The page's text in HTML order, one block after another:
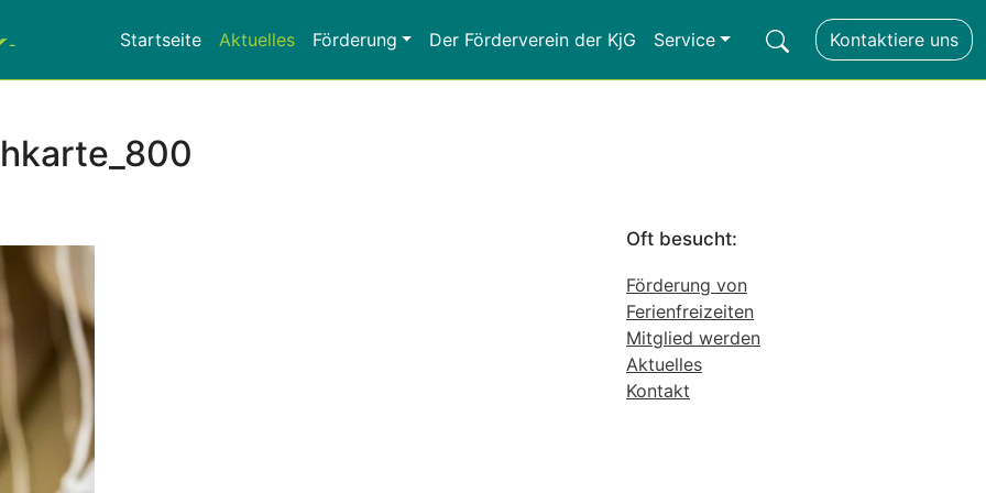
Startseite Aktuelles Förderung Der Förderverein der KjG Service Kontaktiere uns
Oft besucht:
Förderung von
Ferienfreizeiten
Mitglied werden
Aktuelles
Kontakt